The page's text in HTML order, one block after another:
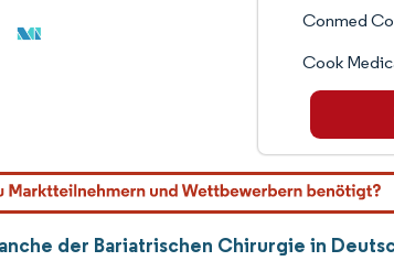
Conmed
Cook
der Bariatrischen Chirurgie in